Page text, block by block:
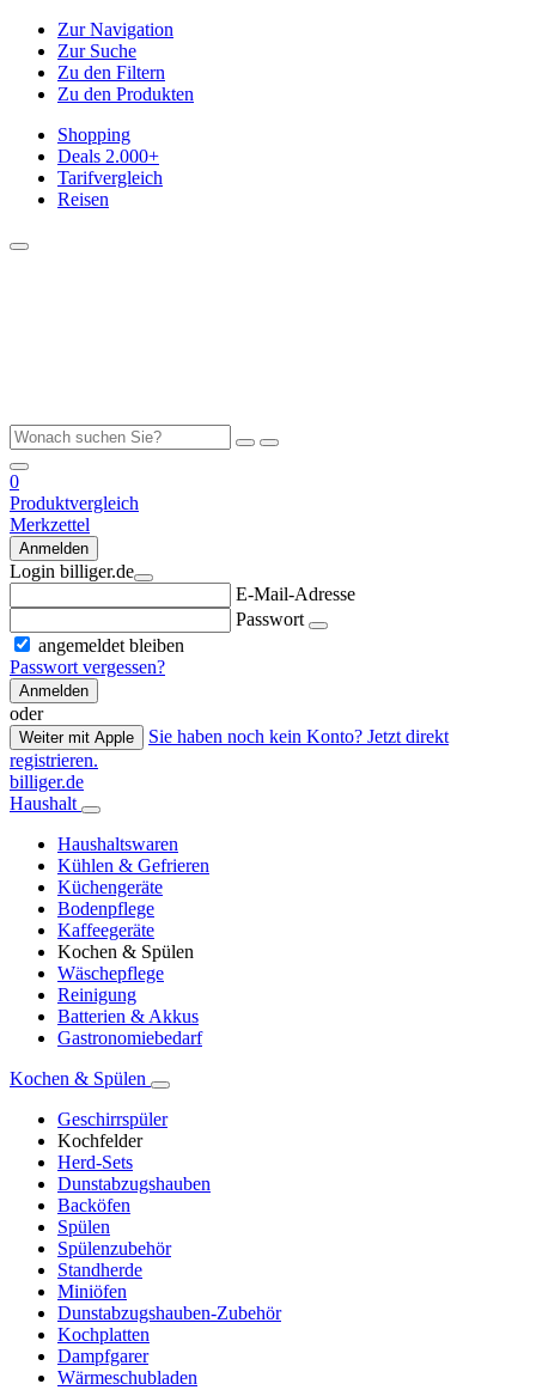
Zur Navigation
Zur Suche
Zu den Filtern
Zu den Produkten
Shopping
Deals 2.000+
Tarifvergleich
Reisen
0
Produktvergleich
Merkzettel
Anmelden
Login billiger.de
E-Mail-Adresse
Passwort
angemeldet bleiben
Passwort vergessen?
Anmelden
oder
Weiter mit Apple
Sie haben noch kein Konto? Jetzt direkt
registrieren.
billiger.de
Haushalt
Haushaltswaren
Kühlen & Gefrieren
Küchengeräte
Bodenpflege
Kaffeegeräte
Kochen & Spülen
Wäschepflege
Reinigung
Batterien & Akkus
Gastronomiebedarf
Kochen & Spülen
Geschirrspüler
Kochfelder
Herd-Sets
Dunstabzugshauben
Backöfen
Spülen
Spülenzubehör
Standherde
Miniöfen
Dunstabzugshauben-Zubehör
Kochplatten
Dampfgarer
Wärmeschubladen